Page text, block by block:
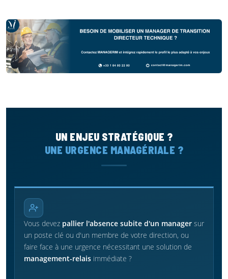
UN ENJEU STRATÉGIQUE ?
UNE URGENCE MANAGÉRIALE ?
Vous devez pallier l'absence subite d'un manager sur
un poste clé ou d'un membre de votre direction, ou
faire face à une urgence nécessitant une solution de
management-relais immédiate ?